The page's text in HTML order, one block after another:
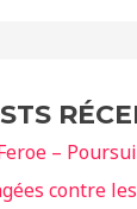
–
contre